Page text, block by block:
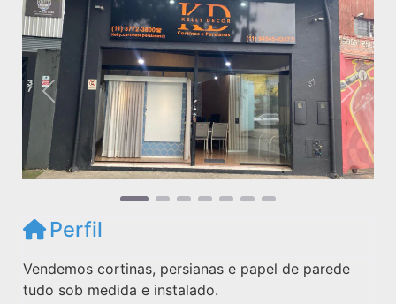
Anterior
Perfil
Vendemos cortinas, persianas e papel de parede
tudo sob medida e instalado.